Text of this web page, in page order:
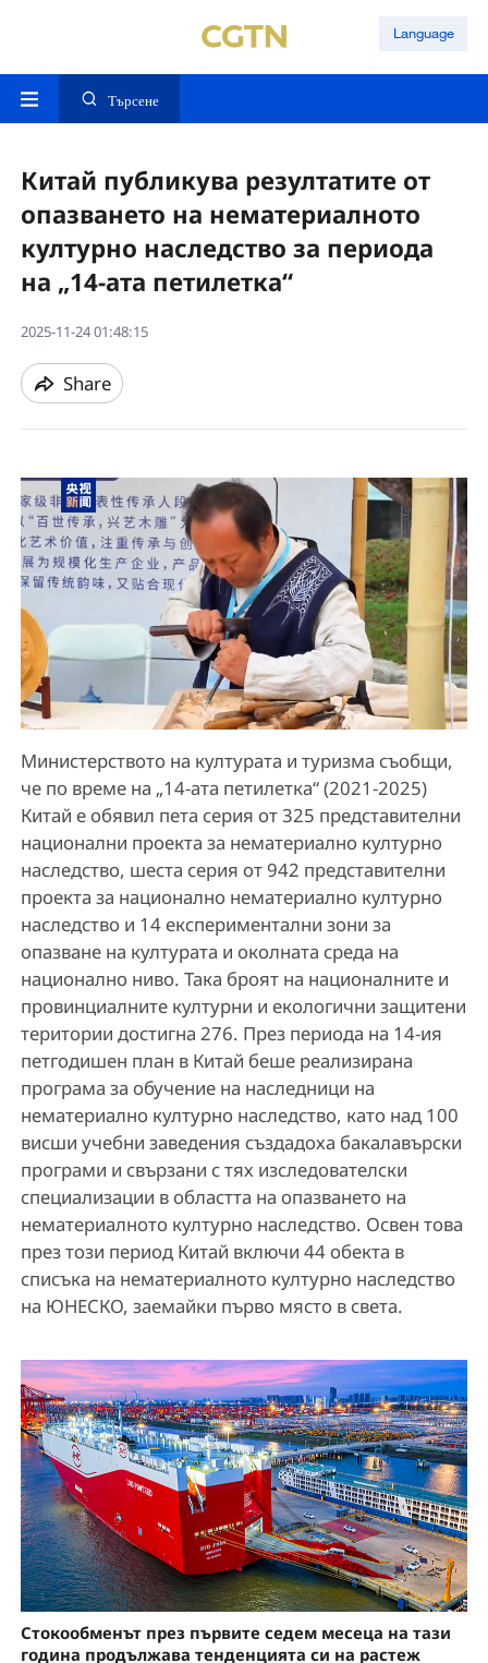
Language
Търсене
Китай публикува резултатите от
опазването на нематериалното
културно наследство за периода
на „14-ата петилетка“
2025-11-24 01:48:15
Share
Министерството на културата и туризма съобщи,
че по време на „14-ата петилетка“ (2021-2025)
Китай е обявил пета серия от 325 представителни
национални проекта за нематериално културно
наследство, шеста серия от 942 представителни
проекта за национално нематериално културно
наследство и 14 експериментални зони за
опазване на културата и околната среда на
национално ниво. Така броят на националните и
провинциалните културни и екологични защитени
територии достигна 276. През периода на 14-ия
петгодишен план в Китай беше реализирана
програма за обучение на наследници на
нематериално културно наследство, като над 100
висши учебни заведения създадоха бакалавърски
програми и свързани с тях изследователски
специализации в областта на опазването на
нематериалното културно наследство. Освен това
през този период Китай включи 44 обекта в
списъка на нематериалното културно наследство
на ЮНЕСКО, заемайки първо място в света.
Стокообменът през първите седем месеца на тази
година продължава тенденцията си на растеж